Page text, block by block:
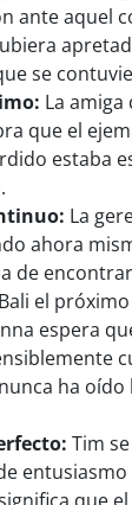
ante aquel
se
La amiga
que el
estaba
La
ahora
de
el
espera
ha oído
Tim